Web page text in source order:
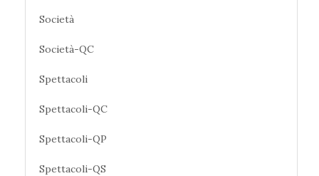
Società
Società-QC
Spettacoli
Spettacoli-QC
Spettacoli-QP
Spettacoli-QS